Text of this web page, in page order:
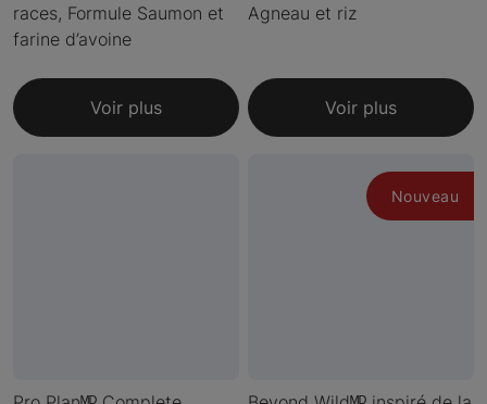
races, Formule Saumon et
farine d’avoine
Voir plus
Agneau et riz
Voir plus
Nouveau